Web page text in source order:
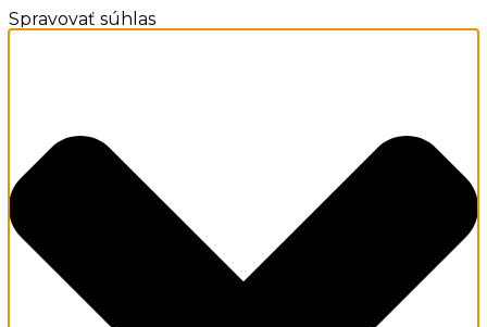
Spravovať súhlas